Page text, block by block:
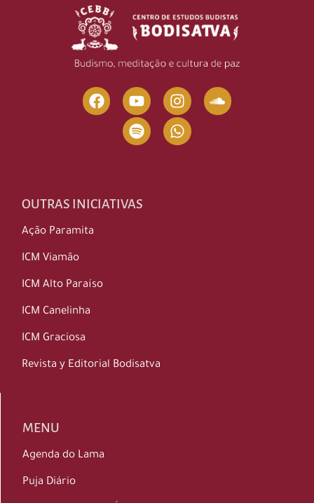
OUTRAS INICIATIVAS
Ação Paramita
ICM Viamão
ICM Alto Paraíso
ICM Canelinha
ICM Graciosa
Revista y Editorial Bodisatva
MENU
Agenda do Lama
Puja Diário